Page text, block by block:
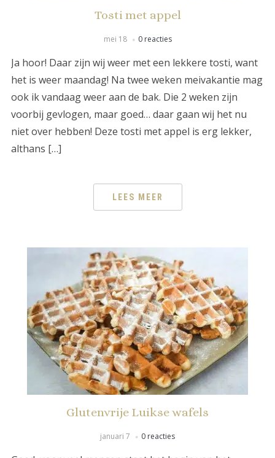
Tosti met appel
mei 18 0 reacties
Ja hoor! Daar zijn wij weer met een lekkere tosti, want
het is weer maandag! Na twee weken meivakantie mag
ook ik vandaag weer aan de bak. Die 2 weken zijn
voorbij gevlogen, maar goed… daar gaan wij het nu
niet over hebben! Deze tosti met appel is erg lekker,
althans […]
LEES MEER
Glutenvrije Luikse wafels
januari 7 0 reacties